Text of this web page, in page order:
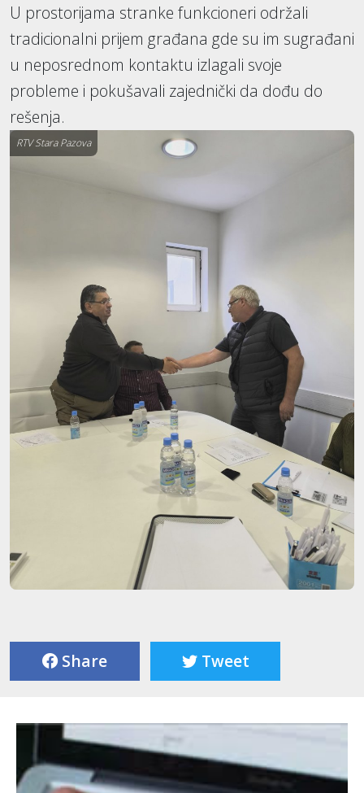
U prostorijama stranke funkcioneri održali
tradicionalni prijem građana gde su im sugrađani
u neposrednom kontaktu izlagali svoje
probleme i pokušavali zajednički da dođu do
rešenja.
RTV Stara Pazova
Share Tweet